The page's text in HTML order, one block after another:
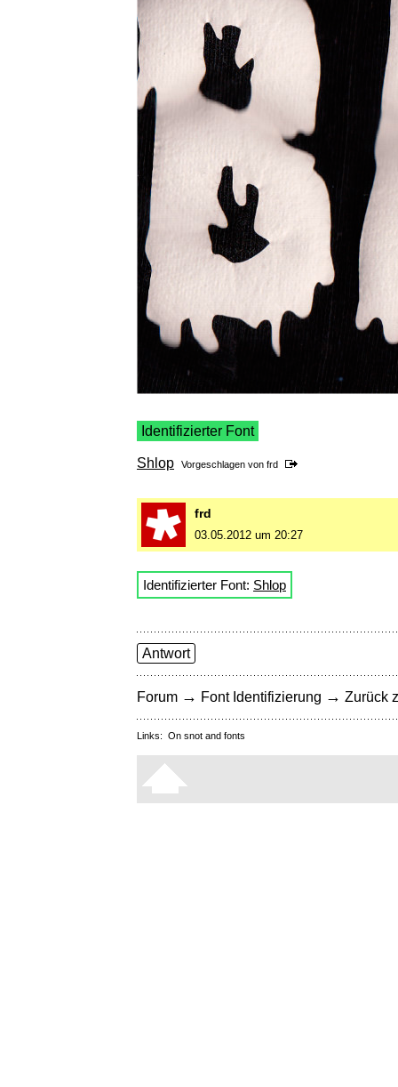
Identifizierter Font
Shlop Vorgeschlagen von frd
frd
03.05.2012 um 20:27
Identifizierter Font: Shlop
Antwort
Forum → Font Identifizierung → Zurück
Links: On snot and fonts